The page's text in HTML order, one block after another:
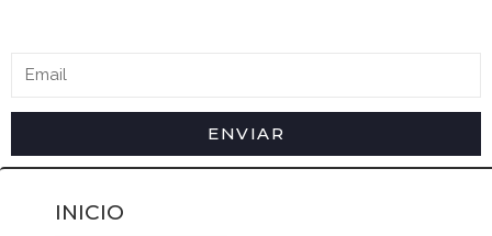
ENVIAR
INICIO